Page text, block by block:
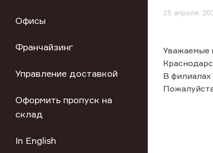
Офисы
Франчайзинг
Управление доставкой
Оформить пропуск на
склад
In English
25 апреля,
Уважаемые
В